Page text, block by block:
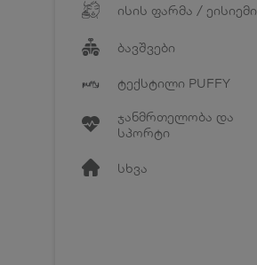
ისის ფარმა / ეისიემი
ბავშვები
ტექსტილი PUFFY
ჯანმრთელობა და
სპორტი
სხვა